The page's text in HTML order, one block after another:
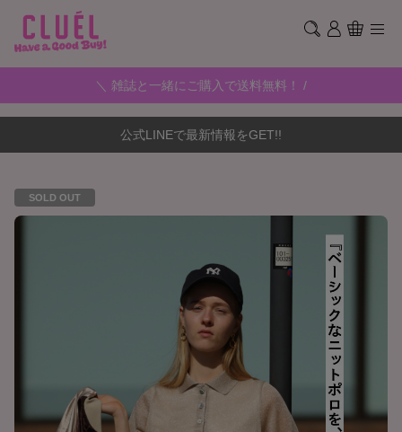
＼ 雑誌と一緒にご購入で送料無料！ /
公式LINEで最新情報をGET!!
SOLD OUT